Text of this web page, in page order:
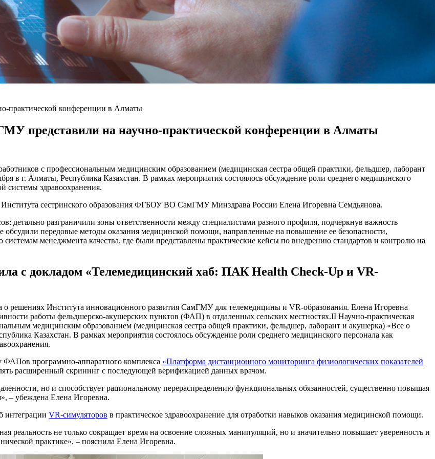
практической конференции в Алматы
представили на научно-практической конференции в Алматы
с профессиональным медицинским образованием (медицинская сестра общей практики, фельдшер, лаборант
в г. Алматы, Республика Казахстан. В рамках мероприятия состоялось обсуждение роли среднего медицинского
системы здравоохранения.
Института сестринского образования ФГБОУ ВО СамГМУ Минздрава России Елена Игоревна Семдьянова.
разграничили зоны ответственности между специалистами разного профиля, подчеркнув важность
обсудили передовые методы оказания медицинской помощи, направленные на повышение ее безопасности,
менеджмента качества, где были представлены практические кейсы по внедрению стандартов и контролю на
с докладом «Телемедицинский хаб: ПАК Health Check-Up и VR-
о решениях Института инновационного развития СамГМУ для телемедицины и VR-образования. Елена Игоревна
работы фельдшерско-акушерских пунктов (ФАП) в отдаленных сельских местностях.II Научно-практическая
медицинским образованием (медицинская сестра общей практики, фельдшер, лаборант и акушерка) «Все о
Казахстан. В рамках мероприятия состоялось обсуждение роли среднего медицинского персонала как
программно-аппаратного комплекса «Платформа дистанционного мониторинга физиологических показателей
расширенный скрининг с последующей верификацией данных врачом.
но и способствует рациональному перераспределению функциональных обязанностей, существенно повышая
– убеждена Елена Игоревна.
интеграции VR-симуляторов в практическое здравоохранение для отработки навыков оказания медицинской помощи.
реальность не только сокращает время на освоение сложных манипуляций, но и значительно повышает уверенность и
практике», – пояснила Елена Игоревна.